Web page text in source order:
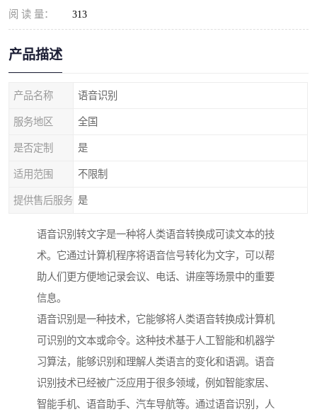
阅 读 量： 313
产品描述
产品名称 语音识别
服务地区 全国
是否定制 是
适用范围 不限制
提供售后服务 是
语音识别转文字是一种将人类语音转换成可读文本的技
术。它通过计算机程序将语音信号转化为文字，可以帮
助人们更方便地记录会议、电话、讲座等场景中的重要
信息。
语音识别是一种技术，它能够将人类语音转换成计算机
可识别的文本或命令。这种技术基于人工智能和机器学
习算法，能够识别和理解人类语言的变化和语调。语音
识别技术已经被广泛应用于很多领域，例如智能家居、
智能手机、语音助手、汽车导航等。通过语音识别，人